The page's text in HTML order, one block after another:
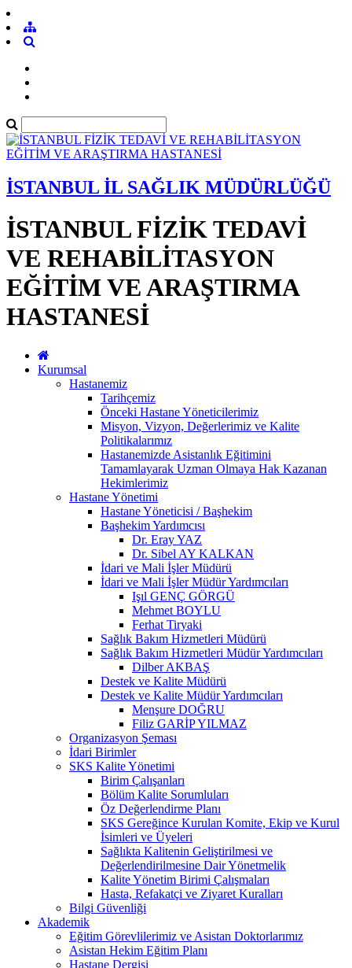
İSTANBUL İL SAĞLIK MÜDÜRLÜĞÜ
İSTANBUL FİZİK TEDAVİ
VE REHABİLİTASYON
EĞİTİM VE ARAŞTIRMA
HASTANESİ
Kurumsal
Hastanemiz
Tarihçemiz
Önceki Hastane Yöneticilerimiz
Misyon, Vizyon, Değerlerimiz ve Kalite
Politikalarımız
Hastanemizde Asistanlık Eğitimini
Tamamlayarak Uzman Olmaya Hak Kazanan
Hekimlerimiz
Hastane Yönetimi
Hastane Yöneticisi / Başhekim
Başhekim Yardımcısı
Dr. Eray YAZ
Dr. Sibel AY KALKAN
İdari ve Mali İşler Müdürü
İdari ve Mali İşler Müdür Yardımcıları
Işıl GENÇ GÖRGÜ
Mehmet BOYLU
Ferhat Tiryaki
Sağlık Bakım Hizmetleri Müdürü
Sağlık Bakım Hizmetleri Müdür Yardımcıları
Dilber AKBAŞ
Destek ve Kalite Müdürü
Destek ve Kalite Müdür Yardımcıları
Menşure DOĞRU
Filiz GARİP YILMAZ
Organizasyon Şeması
İdari Birimler
SKS Kalite Yönetimi
Birim Çalışanları
Bölüm Kalite Sorumluları
Öz Değerlendirme Planı
SKS Gereğince Kurulan Komite, Ekip ve Kurul
İsimleri ve Üyeleri
Sağlıkta Kalitenin Geliştirilmesi ve
Değerlendirilmesine Dair Yönetmelik
Kalite Yönetim Birimi Çalışmaları
Hasta, Refakatçi ve Ziyaret Kuralları
Bilgi Güvenliği
Akademik
Eğitim Görevlilerimiz ve Asistan Doktorlarımız
Asistan Hekim Eğitim Planı
Hastane Dergisi